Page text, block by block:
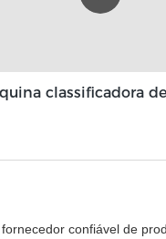
confiável de